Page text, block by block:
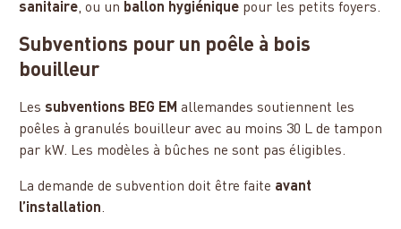
sanitaire, ou un ballon hygiénique pour les petits foyers.
Subventions pour un poêle à bois
bouilleur
Lessubventions BEG EM allemandes soutiennent les
poêles à granulés bouilleur avec au moins 30 L de tampon
par kW. Les modèles à bûches ne sont pas éligibles.
La demande de subvention doit être faite avant
l’installation.